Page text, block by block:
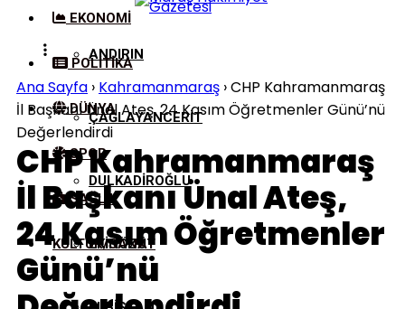
ANDIRIN
ÇAĞLAYANCERIT
DULKADIROĞLU
EKINÖZÜ
EKONOMI
POLITIKA
DÜNYA
SPOR
SAĞLIK
KÜLTÜR/SANAT
Ana Sayfa › Kahramanmaraş ›CHP Kahramanmaraş
İl Başkanı Ünal Ateş, 24 Kasım Öğretmenler Günü’nü
Değerlendirdi
CHP Kahramanmaraş
İl Başkanı Ünal Ateş,
24 Kasım Öğretmenler
Günü’nü